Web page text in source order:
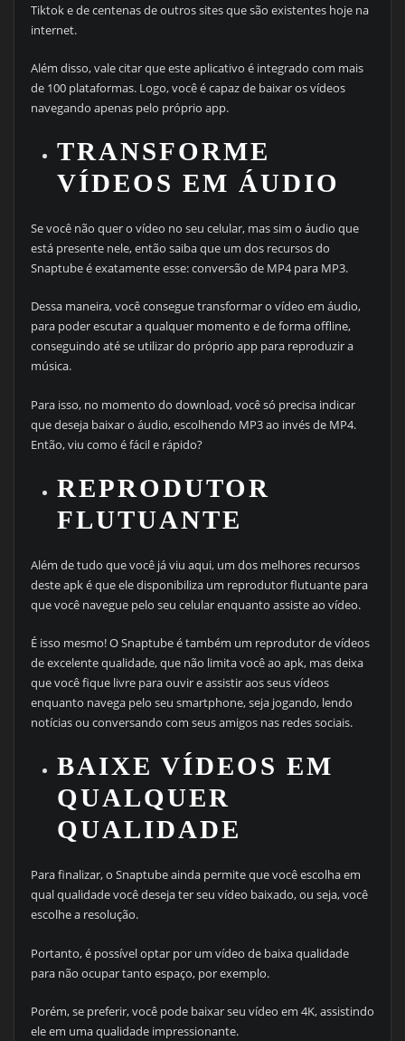
Tiktok e de centenas de outros sites que são existentes hoje na
internet.
Além disso, vale citar que este aplicativo é integrado com mais
de 100 plataformas. Logo, você é capaz de baixar os vídeos
navegando apenas pelo próprio app.
TRANSFORME
VÍDEOS EM ÁUDIO
Se você não quer o vídeo no seu celular, mas sim o áudio que
está presente nele, então saiba que um dos recursos do
Snaptube é exatamente esse: conversão de MP4 para MP3.
Dessa maneira, você consegue transformar o vídeo em áudio,
para poder escutar a qualquer momento e de forma offline,
conseguindo até se utilizar do próprio app para reproduzir a
música.
Para isso, no momento do download, você só precisa indicar
que deseja baixar o áudio, escolhendo MP3 ao invés de MP4.
Então, viu como é fácil e rápido?
REPRODUTOR
FLUTUANTE
Além de tudo que você já viu aqui, um dos melhores recursos
deste apk é que ele disponibiliza um reprodutor flutuante para
que você navegue pelo seu celular enquanto assiste ao vídeo.
É isso mesmo! O Snaptube é também um reprodutor de vídeos
de excelente qualidade, que não limita você ao apk, mas deixa
que você fique livre para ouvir e assistir aos seus vídeos
enquanto navega pelo seu smartphone, seja jogando, lendo
notícias ou conversando com seus amigos nas redes sociais.
BAIXE VÍDEOS EM
QUALQUER
QUALIDADE
Para finalizar, o Snaptube ainda permite que você escolha em
qual qualidade você deseja ter seu vídeo baixado, ou seja, você
escolhe a resolução.
Portanto, é possível optar por um vídeo de baixa qualidade
para não ocupar tanto espaço, por exemplo.
Porém, se preferir, você pode baixar seu vídeo em 4K, assistindo
ele em uma qualidade impressionante.